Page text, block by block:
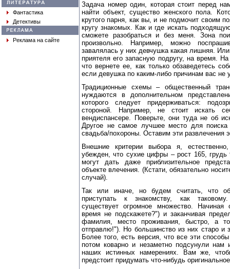
Фантастика
Детективы
Реклама на сайте
Задача номер один, которая стоит перед
найти объект, существо женского пола.
крутого парня, как вы, и не подмочит своим
кругу знакомых. Как и где искать
сможете разобраться и без меня. Зона
произвольно. Например, можно
завалялась у них девчушка какая лишняя. Или
приятеля его запасную подругу, на время.
что вернете ее, как только обзаведетесь
если девушка по каким-либо причинам вас не
Традиционные схемы – общественный
нуждаются в дополнительном
которого следует придерживаться:
стороной. Например, не стоит искать
вендиспансере. Поверьте, они туда не об
Другое не самое лучшее место для
свадьба/похороны. Оставим эти развлечения
Внешние критерии выбора я,
убежден, что сухие цифры – рост 165,
могут дать даже приблизительное
объекте влечения. (Кстати, обязательно
случай).
Так или иначе, но будем считать, что
приступать к знакомству, как
существует огромное множество. Начиная
время не подскажете?") и заканчивая
фамилия, место проживания, быстро, а
отправлю!"). Но большинство из них старо и
Более того, есть версия, что все эти
потом коварно и незаметно подсунули нам
наших истинных намерениях. Вам же,
предстоит придумать что-нибудь